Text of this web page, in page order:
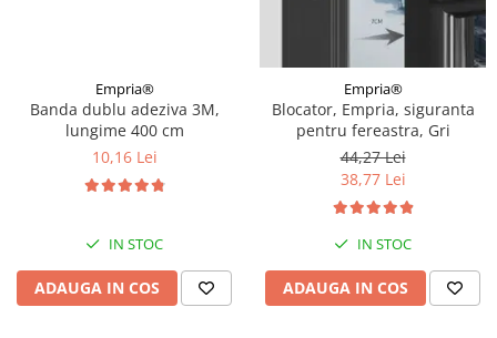
Empria®
Banda dublu adeziva 3M,
lungime 400 cm
10,16 Lei
IN STOC
ADAUGA IN COS
Empria®
Blocator, Empria, siguranta
pentru fereastra, Gri
44,27 Lei
38,77 Lei
IN STOC
ADAUGA IN COS